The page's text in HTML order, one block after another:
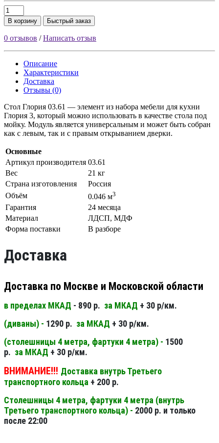
В корзину Быстрый заказ
0 отзывов /Написать отзыв
Описание
Характеристики
Доставка
Отзывы (0)
Стол Глория 03.61 — элемент из набора мебели для кухни
Глория 3, который можно использовать в качестве стола под
мойку. Модуль является универсальным и может быть собран
как с левым, так и с правым открыванием дверки.
Основные
Артикул производителя 03.61
Вес
21 кг
Страна изготовления
Россия
Объём
0.046 м3
Гарантия
24 месяца
Материал
ЛДСП, МДФ
Форма поставки
В разборе
Доставка
Доставка по Москве и Московской области
в пределах МКАД - 890 р. за МКАД + 30 р/км.
(диваны) - 1290 р. за МКАД + 30 р/км.
(столешницы 4 метра, фартуки 4 метра) - 1500
р. за МКАД + 30 р/км.
ВНИМАНИЕ!!! Доставка внутрь Третьего
транспортного кольца + 200 р.
Столешницы 4 метра, фартуки 4 метра (внутрь
Третьего транспортного кольца) - 2000 р. и только
после 22:00